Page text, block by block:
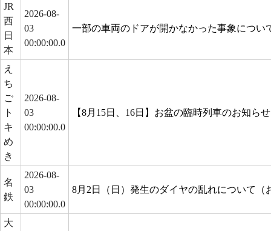
JR
西
日
本
2026-08-
03
00:00:00.0
一部の車両のドアが開かなかった事象につい
え
ち
ご
ト
キ
め
き
2026-08-
03
00:00:00.0
【8月15日、16日】お盆の臨時列車のお知らせ
名
鉄
2026-08-
03
00:00:00.0
8月2日（日）発生のダイヤの乱れについて（
大